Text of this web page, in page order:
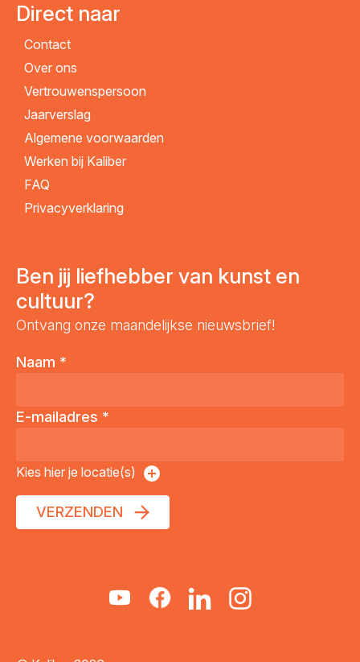
Direct naar
Contact
Over ons
Vertrouwenspersoon
Jaarverslag
Algemene voorwaarden
Werken bij Kaliber
FAQ
Privacyverklaring
Ben jij liefhebber van kunst en
cultuur?
Ontvang onze maandelijkse nieuwsbrief!
Naam *
E-mailadres *
Kies hier je locatie(s)
VERZENDEN